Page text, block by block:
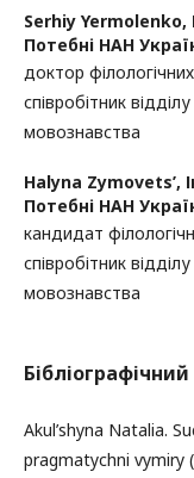
Serhiy Yermolenko,
Потебні НАН
доктор
співробітник
мовознавства
Halyna Zymovets’,
Потебні НАН
кандидат
співробітник
мовознавства
Akul’shyna Natalia.
pragmatychni vymiry